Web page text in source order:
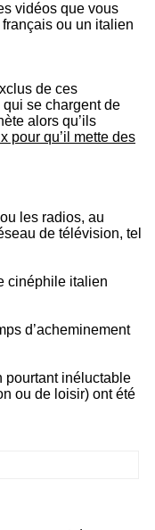
vidéos que vous
ou un italien
de ces
se chargent de
alors qu’ils
pour qu’il mette des
les radios, au
de télévision, tel
cinéphile italien
d’acheminement
pourtant inéluctable
ou de loisir) ont été